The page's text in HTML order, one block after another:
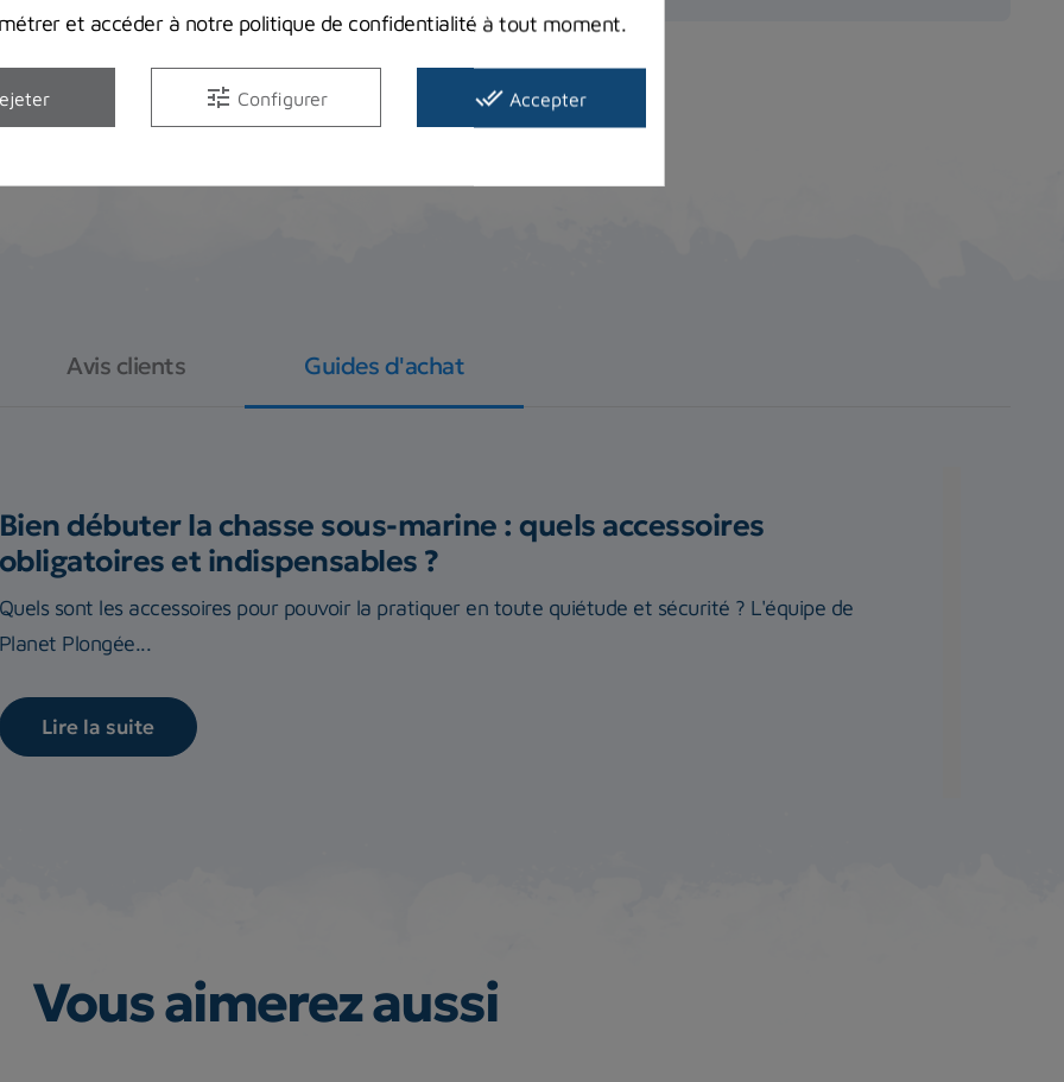
Avis clients Guides d'achat
Bien débuter la chasse sous-marine : quels accessoires
obligatoires et indispensables ?
Quels sont les accessoires pour pouvoir la pratiquer en toute quiétude et sécurité ? L'équipe de
Planet Plongée...
Lire la suite
Vous aimerez aussi
et accéder à notre politique de confidentialité à tout moment.
tune Configurer done_all Accepter